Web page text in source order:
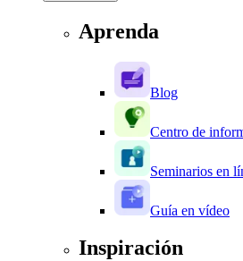
Aprenda
Blog
Centro de
Seminarios en
Guía en vídeo
Inspiración